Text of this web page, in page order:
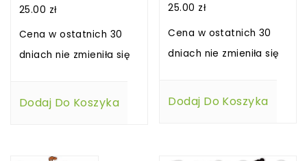
25.00 zł
Cena w ostatnich 30
dniach nie zmieniła się
Dodaj Do Koszyka
25.00 zł
Cena w ostatnich 30
dniach nie zmieniła się
Dodaj Do Koszyka